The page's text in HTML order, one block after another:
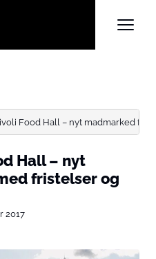
Food Hall – nyt madmarked fyldt
Hall – nyt
fristelser og
2017